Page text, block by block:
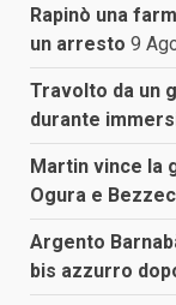
Rapinò una
un arresto 9
Travolto da un
durante
Martin vince la
Ogura e
Argento
bis azzurro